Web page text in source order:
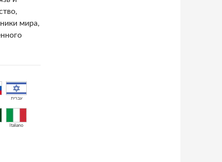
мира,
עברית
Italiano